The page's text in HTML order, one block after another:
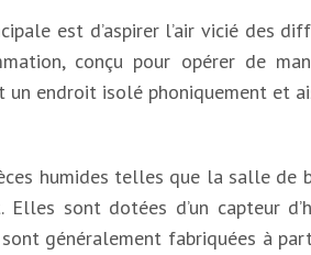
est d’aspirer l’air vicié des
conçu pour opérer de
endroit isolé phoniquement et
humides telles que la salle
sont dotées d’un capteur
généralement fabriquées à